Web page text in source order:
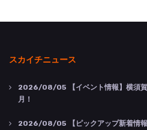
スカイチニュース
2026/08/05 【イベント情報】横須
月！
2026/08/05 【ピックアップ新着情